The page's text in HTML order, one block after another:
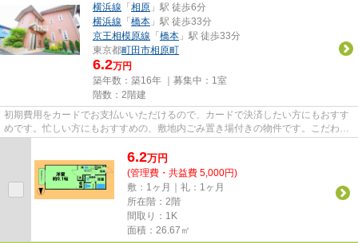
横浜線 「 相原 」駅 徒歩6分
横浜線 「 橋本 」駅 徒歩33分
京王相模原線 「 橋本 」駅 徒歩33分
東京都町田市相原町
6.2万円
築年数：築16年 ｜募集中： 1室
階数：2階建
初期費用をカードでお支払いいただけるので、カードで決済したい方にもおすす
めです。忙しい方にもおすすめの、敷地内ごみ置き場付きの物件です。こだわり
6.2万円
(管理費・共益費 5,000円)
敷：1ヶ月｜礼：1ヶ月
所在階：2階
間取り：1K
面積：26.67㎡